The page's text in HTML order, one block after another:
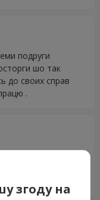
подруги
шо так
до своих справ
.
Букет чудовий,
згоду на